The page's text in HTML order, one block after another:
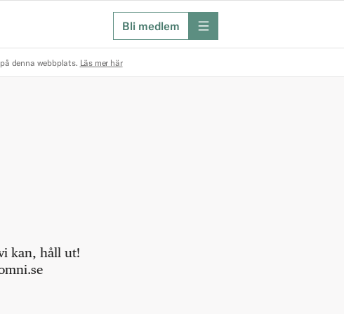
Bli medlem meny
denna webbplats. Läs mer här
kan, håll ut!